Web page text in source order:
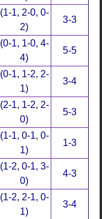
(1-1, 2-0, 0-
2)
3-3
(0-1, 1-0, 4-
4)
5-5
(0-1, 1-2, 2-
1)
3-4
(2-1, 1-2, 2-
0)
5-3
(1-1, 0-1, 0-
1)
1-3
(1-2, 0-1, 3-
0)
4-3
(1-2, 2-1, 0-
1)
3-4